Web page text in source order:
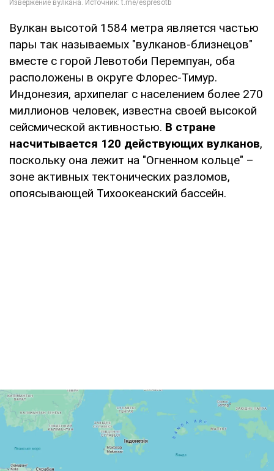
Вулкан высотой 1584 метра является частью
пары так называемых "вулканов-близнецов"
вместе с горой Левотоби Перемпуан, оба
расположены в округе Флорес-Тимур.
Индонезия, архипелаг с населением более 270
миллионов человек, известна своей высокой
сейсмической активностью. В стране
насчитывается 120 действующих вулканов,
поскольку она лежит на "Огненном кольце" –
зоне активных тектонических разломов,
опоясывающей Тихоокеанский бассейн.